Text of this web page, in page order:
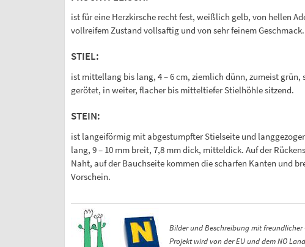
ist für eine Herzkirsche recht fest, weißlich gelb, von hellen
vollreifem Zustand vollsaftig und von sehr feinem Geschmack.
STIEL:
ist mittellang bis lang, 4 – 6 cm, ziemlich dünn, zumeist grün,
gerötet, in weiter, flacher bis mitteltiefer Stielhöhle sitzend.
STEIN:
ist langeiförmig mit abgestumpfter Stielseite und
lang, 9 – 10 mm breit, 7,8 mm dick, mitteldick. Auf der
Naht, auf der Bauchseite kommen die scharfen Kanten und
Vorschein.
Bilder und Beschreibung mit freundlicher
Projekt wird von der EU und dem NÖ